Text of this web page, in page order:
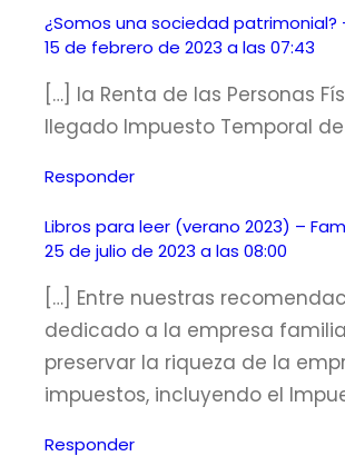
¿Somos una sociedad patrimonial?
15 de febrero de 2023 a las 07:43
[…] la Renta de las Personas
llegado Impuesto Temporal
Responder
Libros para leer (verano 2023) –
25 de julio de 2023 a las 08:00
[…] Entre nuestras
dedicado a la empresa
preservar la riqueza de la
impuestos, incluyendo el
Responder